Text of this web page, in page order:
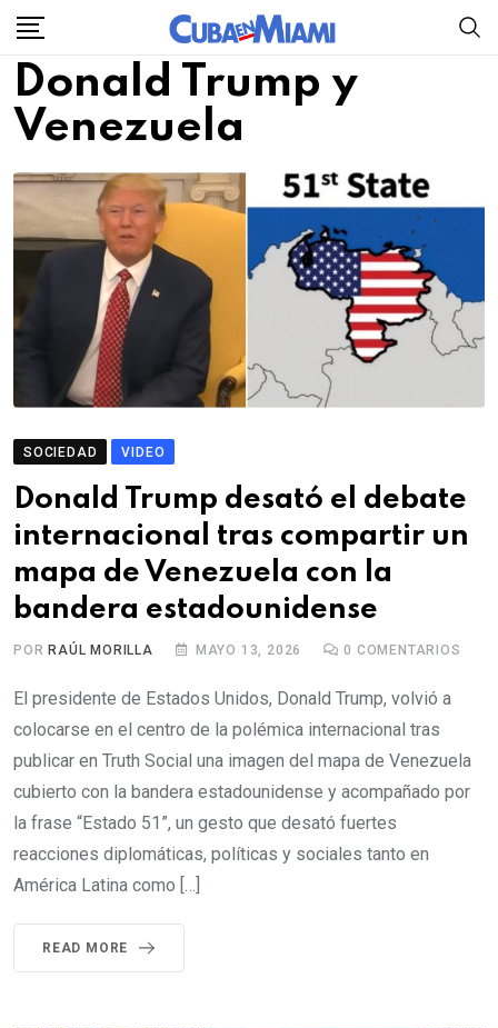
Skip
content
Donald Trump y
Venezuela
SOCIEDAD VIDEO
Donald Trump desató el debate
internacional tras compartir un
mapa de Venezuela con la
bandera estadounidense
POR RAÚL MORILLA MAYO 13, 2026 0 COMENTARIOS
El presidente de Estados Unidos, Donald Trump, volvió a
colocarse en el centro de la polémica internacional tras
publicar en Truth Social una imagen del mapa de Venezuela
cubierto con la bandera estadounidense y acompañado por
la frase “Estado 51”, un gesto que desató fuertes
reacciones diplomáticas, políticas y sociales tanto en
América Latina como […]
READ MORE